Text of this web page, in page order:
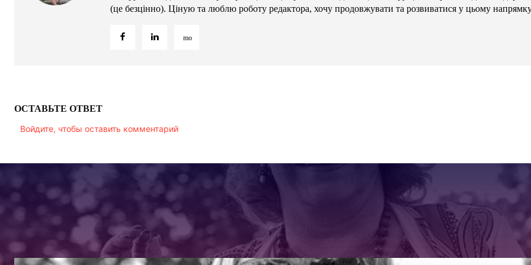
(це безцінно). Ціную та люблю роботу редактора, хочу продовжувати та розвиватися у цьому
ОСТАВЬТЕ ОТВЕТ
Войдите, чтобы оставить комментарий